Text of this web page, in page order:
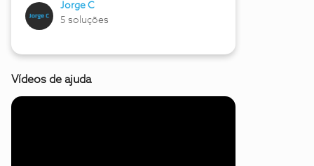
Jorge C
5 soluções
Vídeos de ajuda